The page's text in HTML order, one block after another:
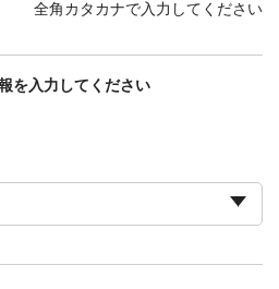
全角カタカナで入力してください
を入力してください